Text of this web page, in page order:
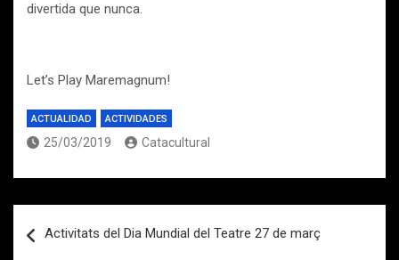
divertida que nunca.
Let’s Play Maremagnum!
ACTUALIDAD ACTIVIDADES
25/03/2019 Catacultural
de
Activitats del Dia Mundial del Teatre 27 de març